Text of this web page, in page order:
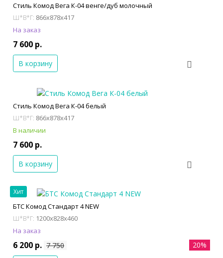
Стиль Комод Вега К-04 венге/дуб молочный
Ш*В*Г: 866x878x417
На заказ
7 600 р.
В корзину
Стиль Комод Вега К-04 белый
Ш*В*Г: 866x878x417
В наличии
7 600 р.
В корзину
Хит
БТС Комод Стандарт 4 NEW
Ш*В*Г: 1200x828x460
На заказ
6 200 р. 7 750 20%